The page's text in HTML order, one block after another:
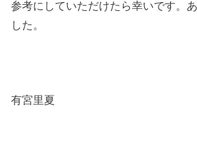
参考にしていただけたら幸いです。
した。
有宮里夏